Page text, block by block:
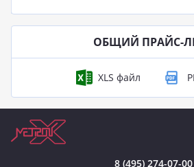
ОБЩИЙ ПРАЙС-
8 (495) 274-07-00